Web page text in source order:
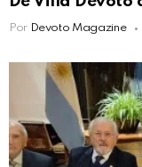
Por Devoto Magazine